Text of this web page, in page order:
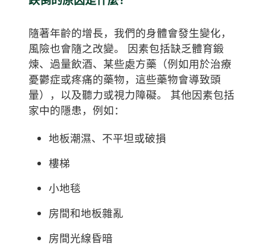
隨著年齡的增長，我們的身體會發生變化，
風險也會隨之改變。 因素包括缺乏體育鍛
煉、過量飲酒、某些處方藥（例如用於治療
憂鬱症或疼痛的藥物，這些藥物會導致頭
暈），以及聽力或視力障礙。 其他因素包括
家中的隱患，例如：
地板潮濕、不平坦或破損
樓梯
小地毯
房間和地板雜亂
房間光線昏暗